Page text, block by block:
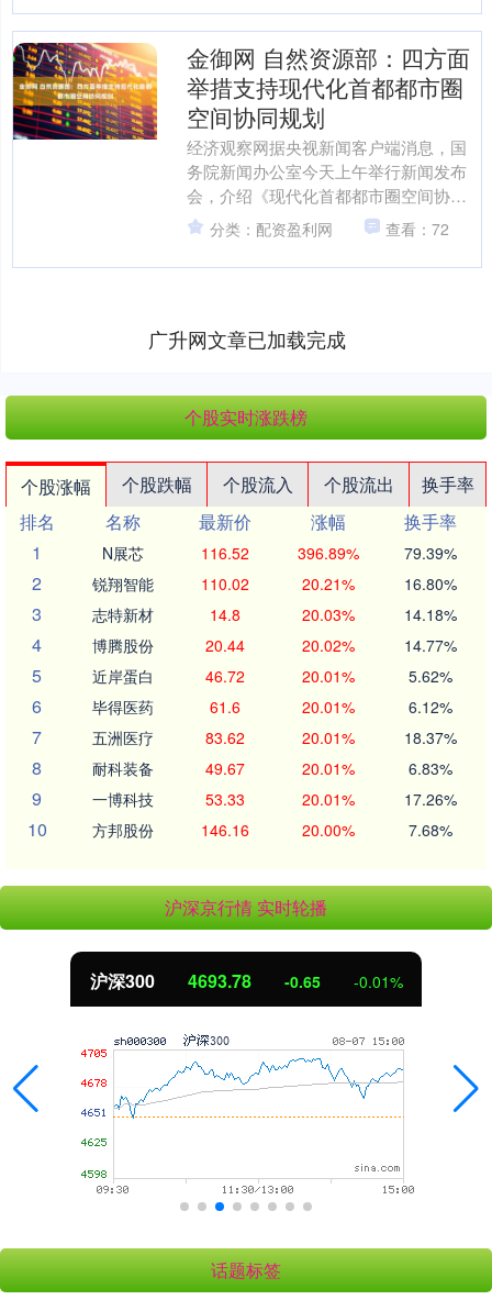
金御网 自然资源部：四方面
举措支持现代化首都都市圈
空间协同规划
经济观察网据央视新闻客户端消息，国
务院新闻办公室今天上午举行新闻发布
会，介绍《现代化首都都市圈空间协同
规划(2023—2035年)》有关情况，并答
记者问。 自然....
分类：配资盈利网 查看：72
广升网文章已加载完成
个股实时涨跌榜
个股涨幅 个股跌幅 个股流入 个股流出
换手率
排名
名称 最新价 涨幅
换手率
1
N展芯 116.52 396.89% 79.39%
2 锐翔智能 110.02 20.21% 16.80%
3 志特新材 14.8 20.03% 14.18%
4 博腾股份 20.44 20.02% 14.77%
5 近岸蛋白 46.72 20.01% 5.62%
6 毕得医药 61.6 20.01% 6.12%
7 五洲医疗 83.62 20.01% 18.37%
8 耐科装备 49.67 20.01% 6.83%
9 一博科技 53.33 20.01% 17.26%
10 方邦股份 146.16 20.00% 7.68%
沪深京行情 实时轮播
北证50 1134.24 0.00 0.00%
话题标签